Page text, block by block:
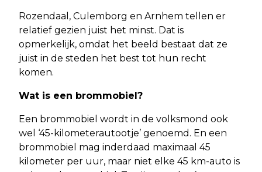
Rozendaal, Culemborg en Arnhem tellen er
relatief gezien juist het minst. Dat is
opmerkelijk, omdat het beeld bestaat dat ze
juist in de steden het best tot hun recht
komen.
Wat is een brommobiel?
Een brommobiel wordt in de volksmond ook
wel ‘45-kilometerautootje’ genoemd. En een
brommobiel mag inderdaad maximaal 45
kilometer per uur, maar niet elke 45 km-auto is